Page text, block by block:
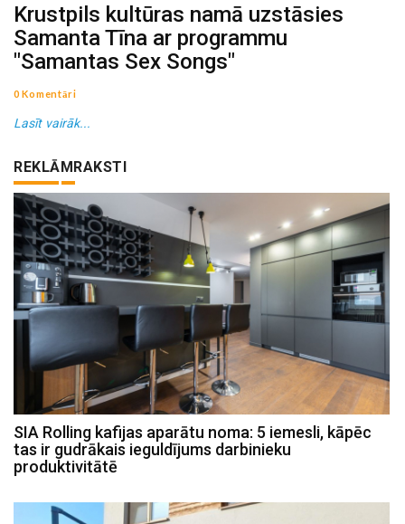
Krustpils kultūras namā uzstāsies
Samanta Tīna ar programmu
"Samantas Sex Songs"
0 Komentāri
Lasīt vairāk...
REKLĀMRAKSTI
SIA Rolling kafijas aparātu noma: 5 iemesli, kāpēc
tas ir gudrākais ieguldījums darbinieku
produktivitātē